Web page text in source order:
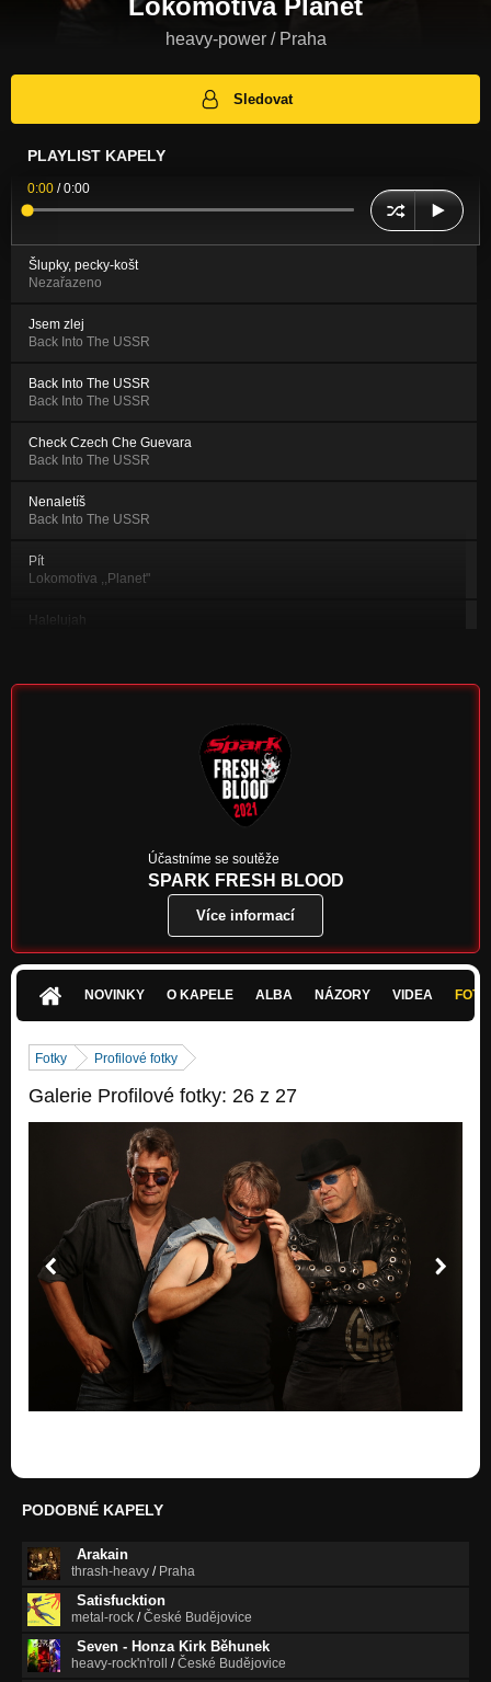
Lokomotiva Planet
heavy-power / Praha
Sledovat
PLAYLIST KAPELY
0:00 /0:00
Šlupky, pecky-košt
Nezařazeno
Jsem zlej
Back Into The USSR
Back Into The USSR
Back Into The USSR
Check Czech Che Guevara
Back Into The USSR
Nenaletíš
Back Into The USSR
Pít
Lokomotiva ,,Planet"
Halelujah
Blues, whisky, Harley Davidson
Má krev
Má krev
Účastníme se soutěže
SPARK FRESH BLOOD
Více informací
NOVINKY O KAPELE ALBA NÁZORY VIDEA
Fotky Profilové fotky
Galerie Profilové fotky: 26 z 27
PODOBNÉ KAPELY
Arakain
thrash-heavy / Praha
Satisfucktion
metal-rock /České Budějovice
Seven - Honza Kirk Běhunek
heavy-rock'n'roll /České Budějovice